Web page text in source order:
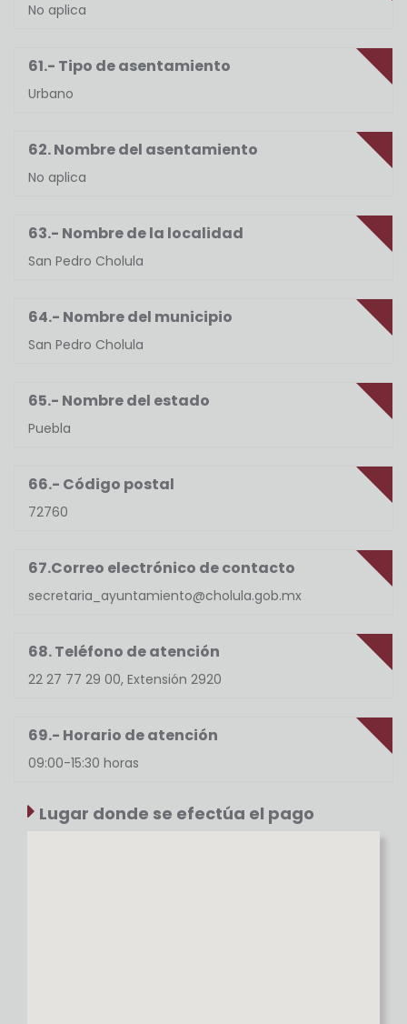
No aplica
61.- Tipo de asentamiento
Urbano
62. Nombre del asentamiento
No aplica
63.- Nombre de la localidad
San Pedro Cholula
64.- Nombre del municipio
San Pedro Cholula
65.- Nombre del estado
Puebla
66.- Código postal
72760
67.Correo electrónico de contacto
secretaria_ayuntamiento@cholula.gob.mx
68. Teléfono de atención
22 27 77 29 00, Extensión 2920
69.- Horario de atención
09:00-15:30 horas
Lugar donde se efectúa el pago